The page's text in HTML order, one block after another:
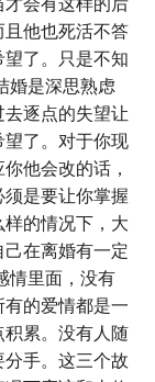
他也死活不答
了。只是不知
婚是深思熟虑
逐点的失望让
了。对于你现
他会改的话，
是要让你掌握
的情况下，大
在离婚有一定
情里面，没有
的爱情都是一
累。没有人随
手。这三个故